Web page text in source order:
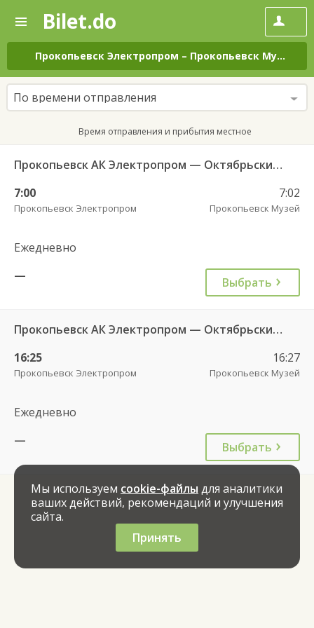
—
Поиск
и
покупка
билетов
на
автобус
онлайн
Bilet.do
Прокопьевск Электропром – Прокопьевск Музей
По времени отправления
Время отправления и прибытия местное
Прокопьевск АК Электропром — Октябрьский (Прок) 557н
7:00
Прокопьевск Электропром
7:02
Прокопьевск Музей
Ежедневно
—
Выбрать
Прокопьевск АК Электропром — Октябрьский (Прок) 557н
16:25
Прокопьевск Электропром
16:27
Прокопьевск Музей
Ежедневно
—
Выбрать
Мы используем cookie-файлы для аналитики
ваших действий, рекомендаций и улучшения
сайта.
Принять